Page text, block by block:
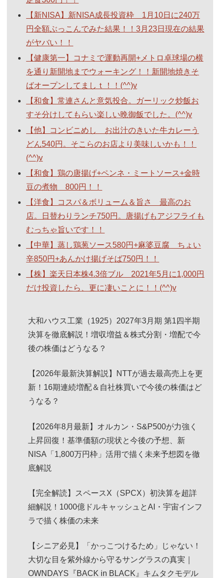
【新NISA】新NISA成長投資枠 1月10日に240万
円全額ぶっこんでみた結果！！3月23日現在の結果
がヤバい！！
【健康第一】コナミで運動再開+メトロ卓球場の横
を通り新開地までウォーキング！！新開地焼きそ
ばオープンしてましｔ！！(^^)v
【和食】常連さんと意気投合。ガーリック炒飯お
すそ分けしてもらい楽しい晩御飯でした。(^^)v
【他】コンビニめし お出汁のきいた牛カレーう
どん540円。そこらのお店より美味しいかも！！
(^^)v
【和食】鶏の唐揚げ+ペンネ・ミートソース+金時
豆の煮物 800円！！
【洋食】コスパ＆ボリューム＆旨さ 最高のお
店。日替わりランチ750円。唐揚げもアジフライも
むっちゃ旨いです！！
【中華】蒸し鶏葱ソース580円+麻婆豆腐 ちょい
辛850円+あんかけ揚げそば750円！！
【株】楽天日本株4.3倍ブル 2021年5月に1,000円
だけ投資したら、更に凄いことに！！(^^)v
大和ハウス工業（1925）2027年3月期 第1四半期
決算を徹底解説！増収増益＆株式分割・増配で今
後の株価はどうなる？
【2026年最新決算解説】NTTが過去最高売上を更
新！16期連続増配＆自社株買いで今後の株価はど
うなる？
【2026年8月最新】オルカン・S&P500が力強く
上昇回復！基準価額の現状と今後の予想、新
NISA「1,800万円枠」活用で描く未来予想図を徹
底解説
【完全解読】スペースX（SPCX）初決算を超詳
細解説！1000億ドルキャッシュとAI・宇宙インフ
ラで描く株価の未来
【シニア必見】「かっこつけるため」じゃない！
大切な目を紫外線から守るサングラスの真実｜
OWNDAYS『BACK in BLACK』キムタクモデル